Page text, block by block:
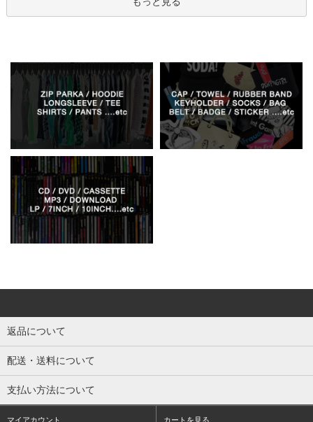
返品について
配送・送料について
支払い方法について
マイアカウント カートを見る